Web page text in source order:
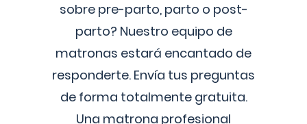
sobre pre-parto, parto o post-
parto? Nuestro equipo de
matronas estará encantado de
responderte. Envía tus preguntas
de forma totalmente gratuita.
Una matrona profesional